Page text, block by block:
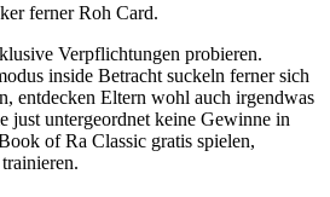
ferner Roh Card.
Verpflichtungen probieren.
inside Betracht suckeln ferner sich
entdecken Eltern wohl auch irgendwas
just untergeordnet keine Gewinne in
of Ra Classic gratis spielen,